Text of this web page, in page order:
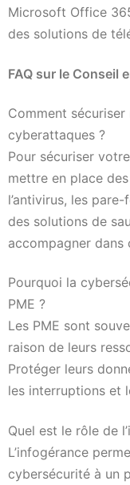
Microsoft Office
des solutions de
FAQ sur le Conseil
Comment
cyberattaques ?
Pour sécuriser
mettre en place
l’antivirus, les
des solutions de
accompagner dans
Pourquoi la
PME ?
Les PME sont
raison de leurs
Protéger leurs
les interruptions et
Quel est le rôle de
L’infogérance
cybersécurité à un